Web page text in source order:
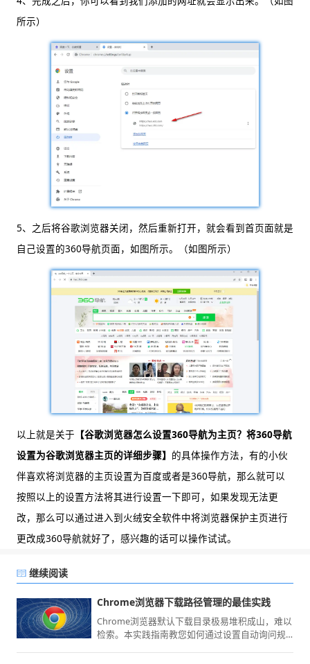
所示）
5、之后将谷歌浏览器关闭，然后重新打开，就会看到首页面就是
自己设置的360导航页面，如图所示。（如图所示）
以上就是关于 【谷歌浏览器怎么设置360导航为主页？将360导航
设置为谷歌浏览器主页的详细步骤】 的具体操作方法，有的小伙
伴喜欢将浏览器的主页设置为百度或者是360导航，那么就可以
按照以上的设置方法将其进行设置一下即可，如果发现无法更
改，那么可以通过进入到火绒安全软件中将浏览器保护主页进行
更改成360导航就好了，感兴趣的话可以操作试试。
继续阅读
Chrome浏览器下载路径管理的最佳实践
Chrome浏览器默认下载目录极易堆积成山，难以
检索。本实践指南教您如何通过设置自动询问规